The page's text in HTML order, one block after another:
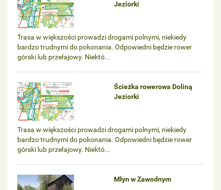
Jeziorki
Trasa w większości prowadzi drogami polnymi, niekiedy
bardzo trudnymi do pokonania. Odpowiedni będzie rower
górski lub przełajowy. Niektó...
Ścieżka rowerowa Doliną
Jeziorki
Trasa w większości prowadzi drogami polnymi, niekiedy
bardzo trudnymi do pokonania. Odpowiedni będzie rower
górski lub przełajowy. Niektó...
Młyn w Zawodnym